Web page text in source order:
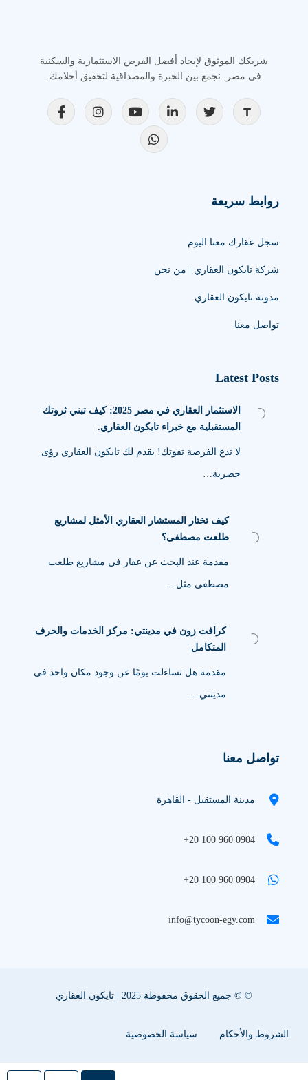
شريكك الموثوق لإيجاد أفضل الفرص الاستثمارية والسكنية
في مصر. نجمع بين الخبرة والمصداقية لتحقيق أحلامك.
روابط سريعة
سجل عقارك معنا اليوم
شركة تايكون العقاري | من نحن
مدونة تايكون العقاري
تواصل معنا
Latest Posts
الاستثمار العقاري في مصر 2025: كيف تبني ثروتك
المستقبلية مع خبراء تايكون العقاري.
لا تدع الفرصة تفوتك! يقدم لك تايكون العقاري رؤى
حصرية…
كيف تختار المستشار العقاري الأمثل لمشاريع
طلعت مصطفى؟
مقدمة عند البحث عن عقار في مشاريع طلعت
مصطفى مثل…
كرافت زون في مدينتي: مركز الخدمات والحرف
المتكامل
مقدمة هل تساءلت يومًا عن وجود مكان واحد في
مدينتي…
تواصل معنا
مدينة المستقبل - القاهرة
+20 100 960 0904
+20 100 960 0904
info@tycoon-egy.com
© © جميع الحقوق محفوظة 2025 | تايكون العقاري
الشروط والأحكام سياسة الخصوصية
سياسة ملفات تعريف الإرتباط اعلن عقارك معنا